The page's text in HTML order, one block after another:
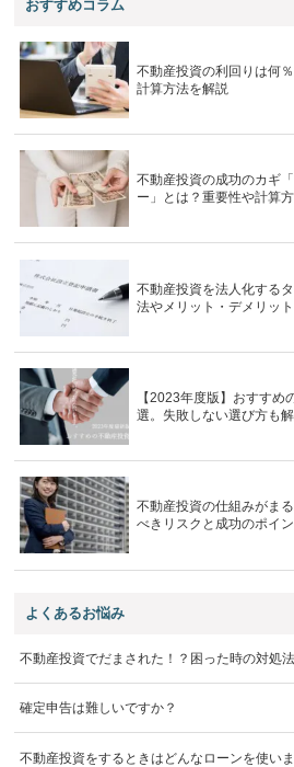
おすすめコラム
不動産投資の利回りは何
計算方法を解説
不動産投資の成功のカギ
ー」とは？重要性や計算
不動産投資を法人化する
法やメリット・デメリッ
【2023年度版】おすすめ
選。失敗しない選び方も
不動産投資の仕組みがま
べきリスクと成功のポイ
よくあるお悩み
不動産投資でだまされた！？困った時の対処法
確定申告は難しいですか？
不動産投資をするときはどんなローンを使い